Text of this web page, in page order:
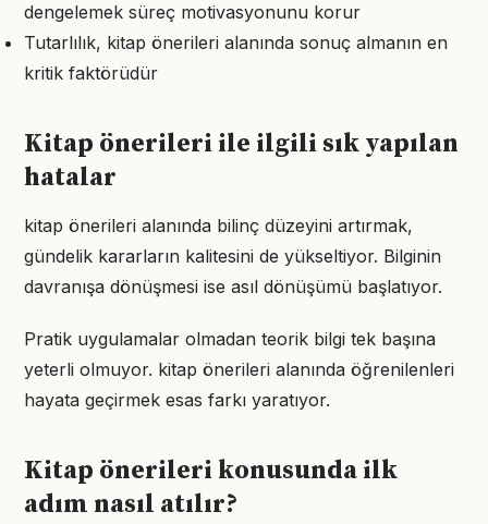
dengelemek süreç motivasyonunu korur
Tutarlılık, kitap önerileri alanında sonuç almanın en
kritik faktörüdür
Kitap önerileri ile ilgili sık yapılan
hatalar
kitap önerileri alanında bilinç düzeyini artırmak,
gündelik kararların kalitesini de yükseltiyor. Bilginin
davranışa dönüşmesi ise asıl dönüşümü başlatıyor.
Pratik uygulamalar olmadan teorik bilgi tek başına
yeterli olmuyor. kitap önerileri alanında öğrenilenleri
hayata geçirmek esas farkı yaratıyor.
Kitap önerileri konusunda ilk
adım nasıl atılır?